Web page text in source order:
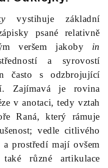
vystihuje základní
psané relativně
veršem jakoby in
a syrovostí
často s odzbrojující
Zajímavá je rovina
v anotaci, tedy vztah
Raná, který rámuje
vedle citlivého
prostředí mají ovšem
různé artikulace